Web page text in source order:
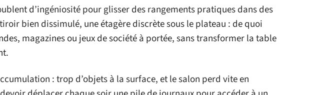
d’ingéniosité pour glisser des rangements pratiques dans des
bien dissimulé, une étagère discrète sous le plateau : de quoi
magazines ou jeux de société à portée, sans transformer la table
: trop d’objets à la surface, et le salon perd vite en